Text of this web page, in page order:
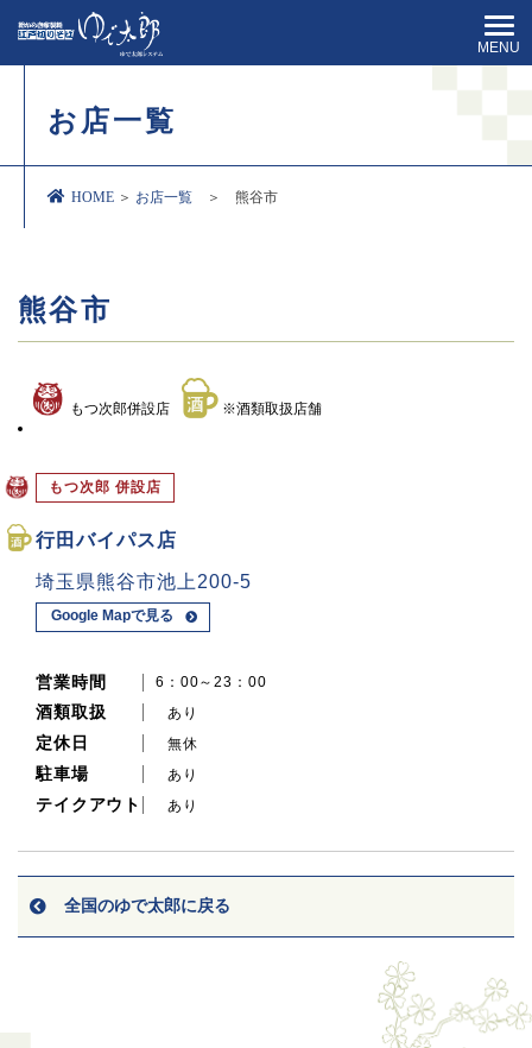
MENU
お店一覧
HOME ＞ お店一覧 ＞ 熊谷市
熊谷市
もつ次郎併設店 ※酒類取扱店舗
もつ次郎 併設店
行田バイパス店
埼玉県熊谷市池上200-5
Google Mapで見る
営業時間 6：00～23：00
酒類取扱 あり
定休日 無休
駐車場 あり
テイクアウト あり
全国のゆで太郎に戻る